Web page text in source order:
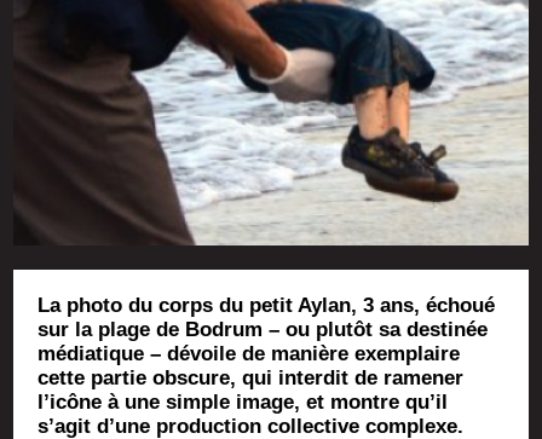
La photo du corps du petit Aylan, 3 ans, échoué
sur la plage de Bodrum – ou plutôt sa destinée
médiatique – dévoile de manière exemplaire
cette partie obscure, qui interdit de ramener
l’icône à une simple image, et montre qu’il
s’agit d’une production collective complexe.